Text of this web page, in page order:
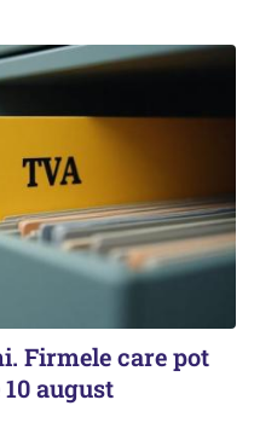
Firmele care pot
august